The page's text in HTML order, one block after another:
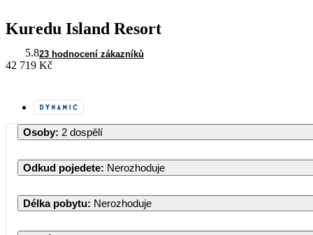
Kuredu Island Resort
5.823 hodnocení zákazníků
42 719 Kč
Osoby: 2 dospělí
Odkud pojedete: Nerozhoduje
Délka pobytu: Nerozhoduje